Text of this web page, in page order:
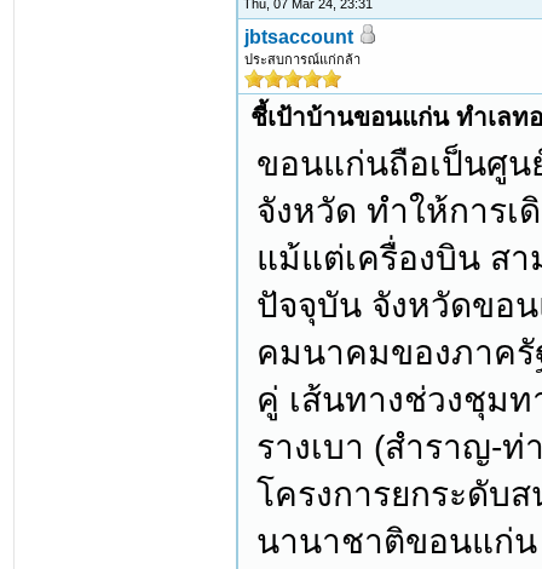
Thu, 07 Mar 24, 23:31
jbtsaccount
ประสบการณ์แก่กล้า
ชี้เป้าบ้านขอนแก่น ทำเลท
ขอนแก่นถือเป็นศูน
จังหวัด ทำให้การเ
แม้แต่เครื่องบิน สา
ปัจจุบัน จังหวัดขอ
คมนาคมของภาครั
คู่ เส้นทางช่วงชุม
รางเบา (สำราญ-ท่
โครงการยกระดับ
นานาชาติขอนแก่น